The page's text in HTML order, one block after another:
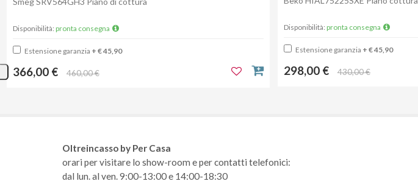
Disponibilità: pronta consegna
Estensione garanzia + € 45,90
298,00 € 430,00 €
Disponibilità: pronta consegna
Estensione garanzia + € 45,90
366,00 € 460,00 €
Oltreincasso by Per Casa
orari per visitare lo show-room e per contatti telefonici:
dal lun. al ven. 9:00-13:00 e 14:00-18:30